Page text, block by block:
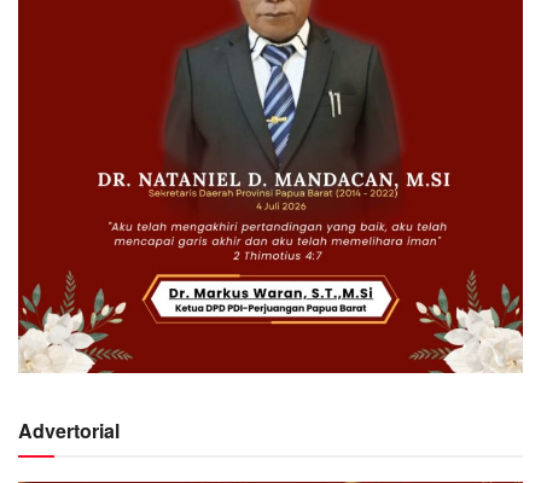
Advertorial